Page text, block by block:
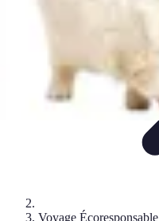
Voyage Écoresponsable